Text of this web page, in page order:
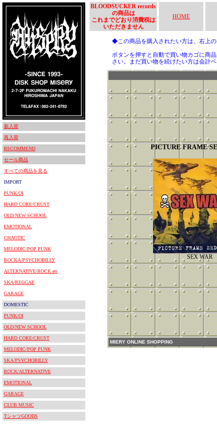
新入荷
再入荷
RECOMMEND
セール商品
すべての商品を見る
IMPORT
PUNK/OI
HARD CORE/CRUST
OLD/NEW SCHOOL
EMOTIONAL
CHAOTIC
MELODIC/POP PUNK
ROCKA/PSYCHOBILLY
ALTERNATIVE/ROCK etc
SKA/REGGAE
GARAGE
DOMESTIC
PUNK/OI
OLD/NEW SCHOOL
HARD CORE/CRUST
MELODIC/POP PUNK
SKA/PSYCHOBILLY
ROCK/ALTERNATIVE
EMOTIONAL
GARAGE
CLUB MUSIC
TシャツGOODS
BLOODSUCKER records
の商品は
これまでどおり消費税は
いただきません
HOME
◆この商品を購入されたい方は、右上
ボタンを押すと自動で買い物カゴに商
さい。まだ買い物を続けたい方は会計
PICTURE FRAME
SEX WAR
MIERY ONLINE SHOPPING